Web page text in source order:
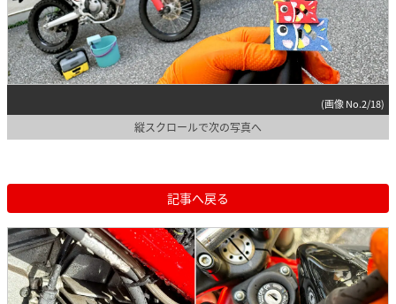
(画像 No.2/18)
縦スクロールで次の写真へ
記事へ戻る